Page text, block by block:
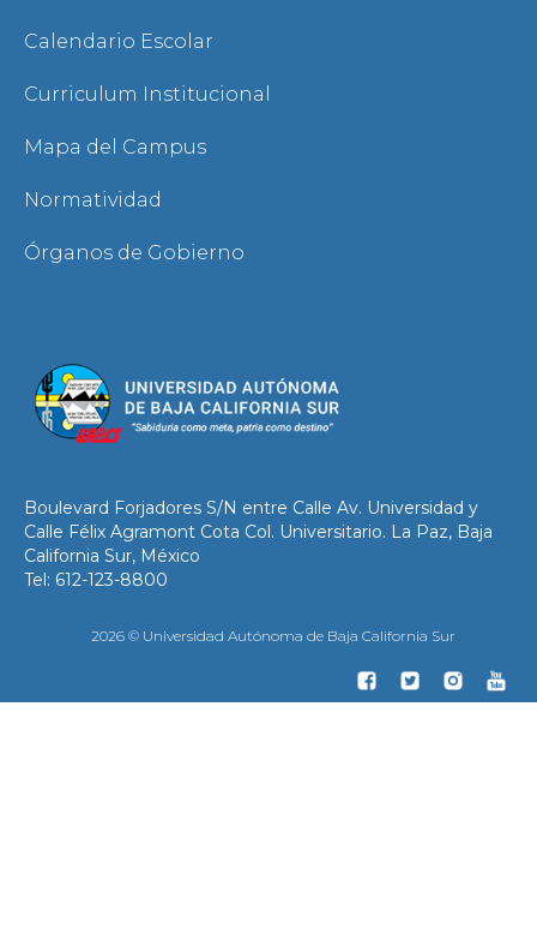
Calendario Escolar
Curriculum Institucional
Mapa del Campus
Normatividad
Órganos de Gobierno
Boulevard Forjadores S/N entre Calle Av. Universidad y
Calle Félix Agramont Cota Col. Universitario. La Paz, Baja
California Sur, México
Tel: 612-123-8800
2026 © Universidad Autónoma de Baja California Sur